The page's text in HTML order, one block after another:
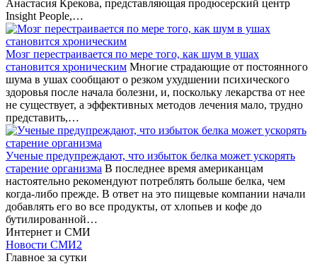
Анастасия Крекова, представляющая продюсерский центр
Insight People,…
Мозг перестраивается по мере того, как шум в ушах
становится хроническим Многие страдающие от постоянного
шума в ушах сообщают о резком ухудшении психического
здоровья после начала болезни, и, поскольку лекарства от нее
не существует, а эффективных методов лечения мало, трудно
представить,…
Ученые предупреждают, что избыток белка может ускорять
старение организма В последнее время американцам
настоятельно рекомендуют потреблять больше белка, чем
когда-либо прежде. В ответ на это пищевые компании начали
добавлять его во все продукты, от хлопьев и кофе до
бутилированной…
Интернет и СМИ
Новости СМИ2
Главное за сутки